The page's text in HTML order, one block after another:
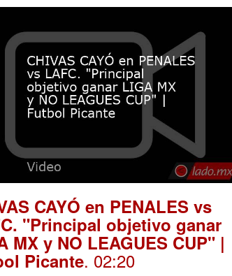
CAYÓ en PENALES vs
"Principal objetivo ganar
MX y NO LEAGUES CUP" |
Picante. 02:20